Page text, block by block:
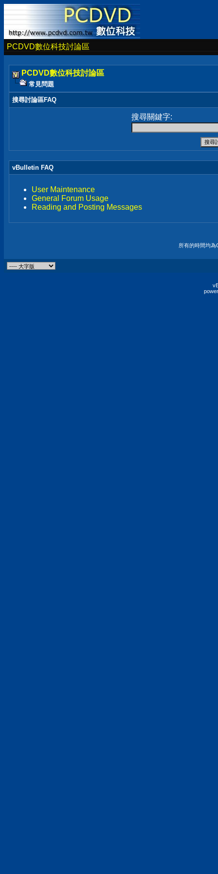
PCDVD數位科技討論區
PCDVD數位科技討論區
常見問題
搜尋討論區FAQ
搜尋關鍵字:
vBulletin FAQ
User Maintenance
General Forum Usage
Reading and Posting Messages
所有的時間均為